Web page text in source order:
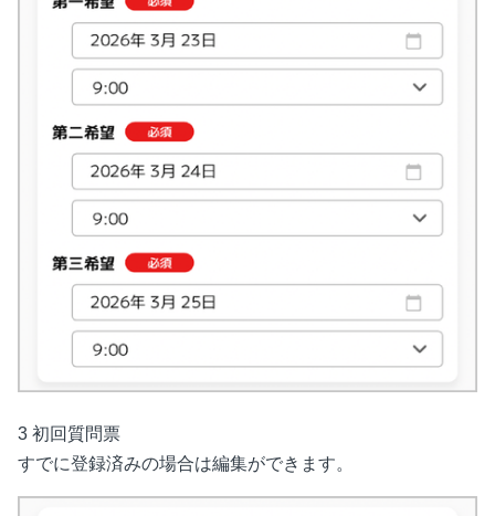
3 初回質問票
すでに登録済みの場合は編集ができます。